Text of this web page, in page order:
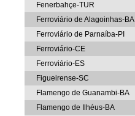
Fenerbahçe-TUR
Ferroviário de Alagoinhas-BA
Ferroviário de Parnaíba-PI
Ferroviário-CE
Ferroviário-ES
Figueirense-SC
Flamengo de Guanambi-BA
Flamengo de Ilhéus-BA